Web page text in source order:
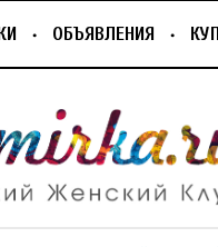
ОБЪЯВЛЕНИЯ